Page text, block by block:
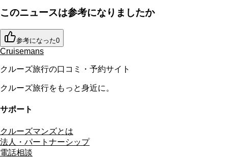
このニュースは参考になりましたか
参考になった0
Cruisemans
クルーズ旅行の口コミ・予約サイト
クルーズ旅行をもっと身近に。
サポート
クルーズマンズとは
法人・パートナーシップ
電話相談